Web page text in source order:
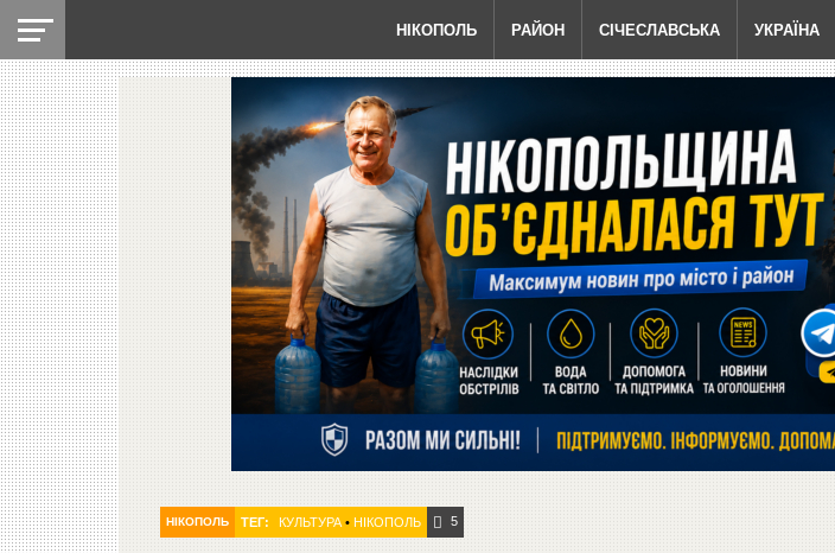
НІКОПОЛЬ РАЙОН СІЧЕСЛАВСЬКА УКРАЇНА
НІКОПОЛЬ ТЕГ: КУЛЬТУРА• НІКОПОЛЬ 5